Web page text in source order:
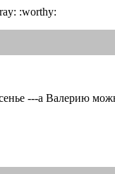
:worthy:
---а Валерию